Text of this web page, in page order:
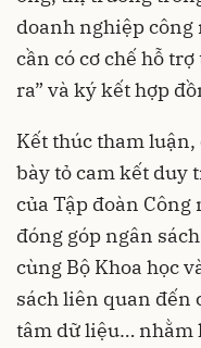
doanh nghiệp công
cần có cơ chế hỗ
ra” và ký kết hợp
Kết thúc tham
bày tỏ cam kết duy
của Tập đoàn
đóng góp ngân
cùng Bộ Khoa học
sách liên quan đến
tâm dữ liệu… nhằm